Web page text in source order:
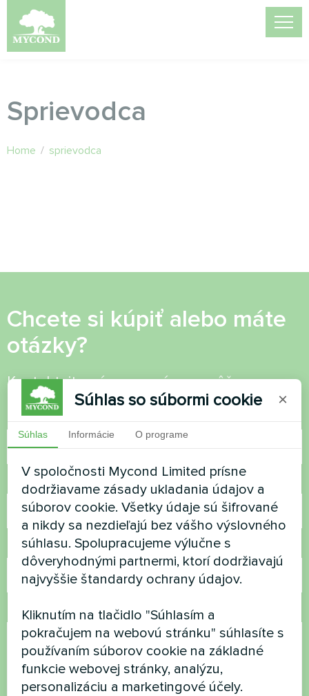
Sprievodca
Home / sprievodca
Chcete si kúpiť alebo máte
otázky?
Kontaktujte nás a my vám pomôžeme
Názov
Telefónne číslo
E-mail
Komentár
Súhlas so súbormi cookie ×
Súhlas Informácie O programe
V spoločnosti Mycond Limited prísne
dodržiavame zásady ukladania údajov a
súborov cookie. Všetky údaje sú šifrované
a nikdy sa nezdieľajú bez vášho výslovného
súhlasu. Spolupracujeme výlučne s
dôveryhodnými partnermi, ktorí dodržiavajú
najvyššie štandardy ochrany údajov.
Kliknutím na tlačidlo "Súhlasím a
pokračujem na webovú stránku" súhlasíte s
používaním súborov cookie na základné
funkcie webovej stránky, analýzu,
personalizáciu a marketingové účely.